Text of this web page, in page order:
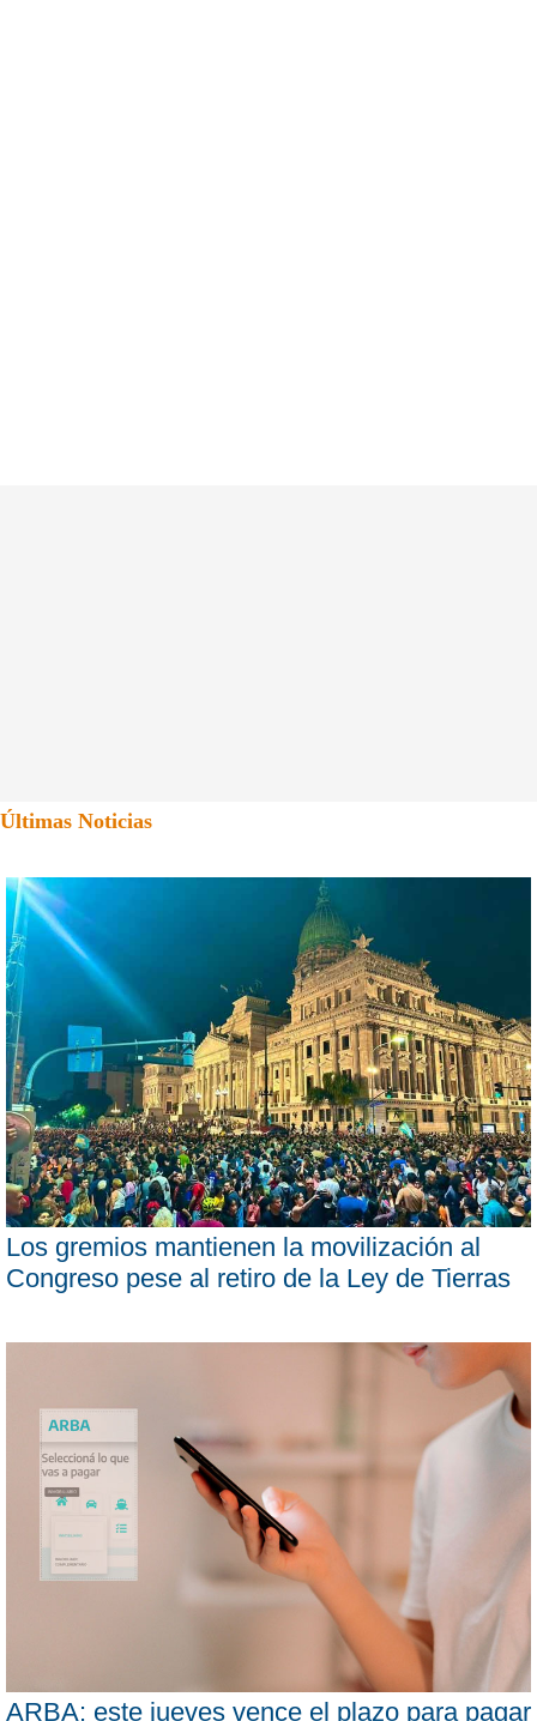
Últimas Noticias
Los gremios mantienen la movilización al
Congreso pese al retiro de la Ley de Tierras
ARBA: este jueves vence el plazo para pagar